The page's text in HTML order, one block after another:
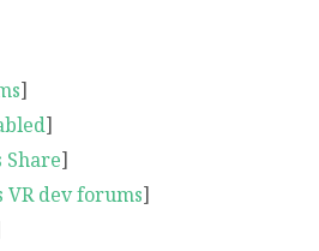
]
]
Share]
VR dev forums]